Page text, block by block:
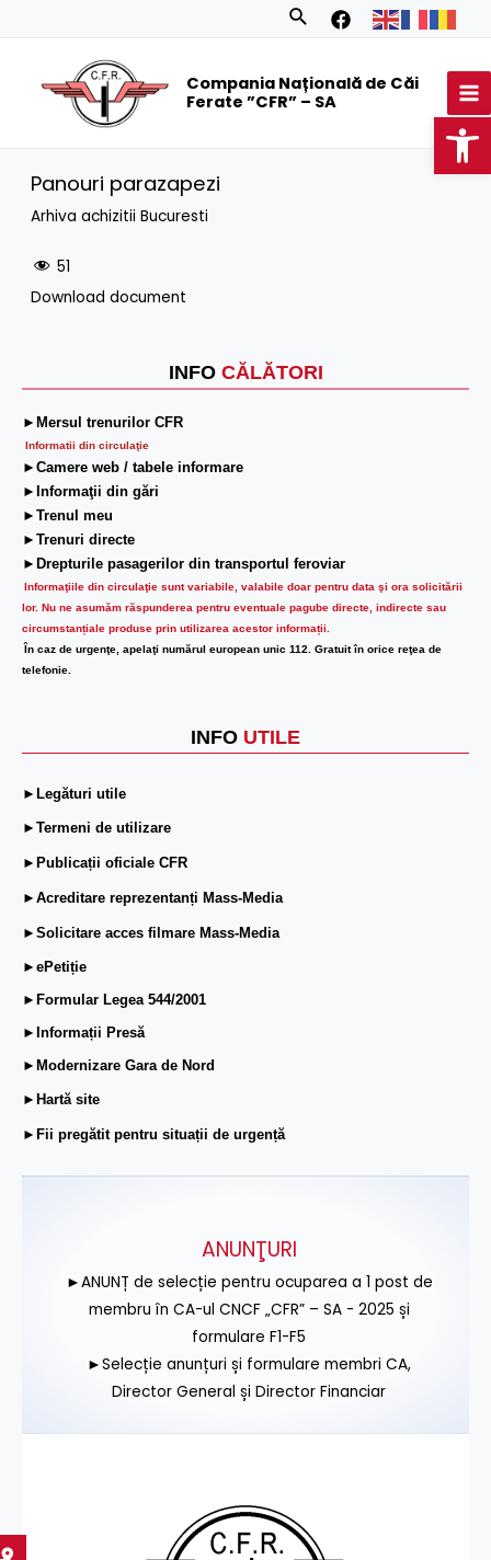
Search
Compania Națională de Căi
Ferate ”CFR” – SA
INFO CĂLĂTORI
►Mersul trenurilor CFR
Informatii din circulaţie
►Camere web / tabele informare
►Informaţii din gări
►Trenul meu
►Trenuri directe
►Drepturile pasagerilor din transportul feroviar
Informaţiile din circulaţie sunt variabile, valabile doar pentru data şi ora solicitării
lor. Nu ne asumăm răspunderea pentru eventuale pagube directe, indirecte sau
circumstanțiale produse prin utilizarea acestor informații.
În caz de urgenţe, apelaţi numărul european unic 112. Gratuit în orice reţea de
telefonie.
INFO UTILE
►Legături utile
►Termeni de utilizare
►Publicații oficiale CFR
►Acreditare reprezentanți Mass-Media
►Solicitare acces filmare Mass-Media
►ePetiție
►Formular Legea 544/2001
►Informații Presă
►Modernizare Gara de Nord
►Hartă site
►Fii pregătit pentru situații de urgență
Panouri parazapezi
Arhiva achizitii Bucuresti
51
Download document
ANUNŢURI
►ANUNȚ de selecție pentru ocuparea a 1 post de
membru în CA-ul CNCF „CFR” – SA - 2025 și
formulare F1-F5
►Selecție anunțuri și formulare membri CA,
Director General și Director Financiar